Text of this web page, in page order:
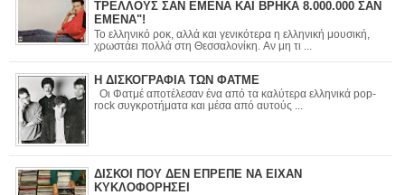
ΤΡΕΛΛΟΥΣ ΣΑΝ ΕΜΕΝΑ ΚΑΙ ΒΡΗΚΑ 8.000.000 ΣΑΝ
ΕΜΕΝΑ"!
Το ελληνικό ροκ, αλλά και γενικότερα η ελληνική μουσική,
χρωστάει πολλά στη Θεσσαλονίκη. Αν μη τι ...
Η ΔΙΣΚΟΓΡΑΦΙΑ ΤΩΝ ΦΑΤΜΕ
Οι Φατμέ αποτέλεσαν ένα από τα καλύτερα ελληνικά pop-
rock συγκροτήματα και μέσα από αυτούς ...
ΔΙΣΚΟΙ ΠΟΥ ΔΕΝ ΕΠΡΕΠΕ ΝΑ ΕΙΧΑΝ
ΚΥΚΛΟΦΟΡΗΣΕΙ